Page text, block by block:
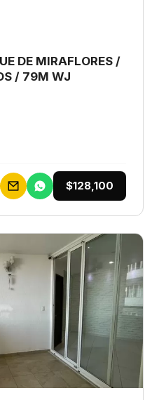
DE MIRAFLORES /
/ 79M WJ
$128,100